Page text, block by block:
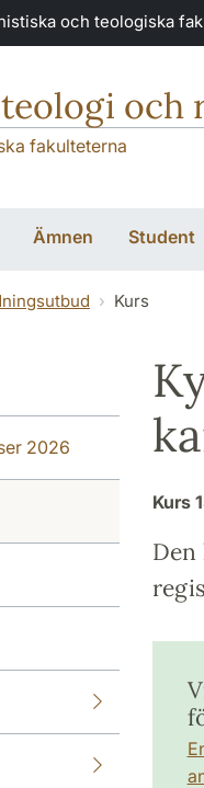
och teologiska
och
fakulteterna
Ämnen Student
Kurs
2026
Kurs